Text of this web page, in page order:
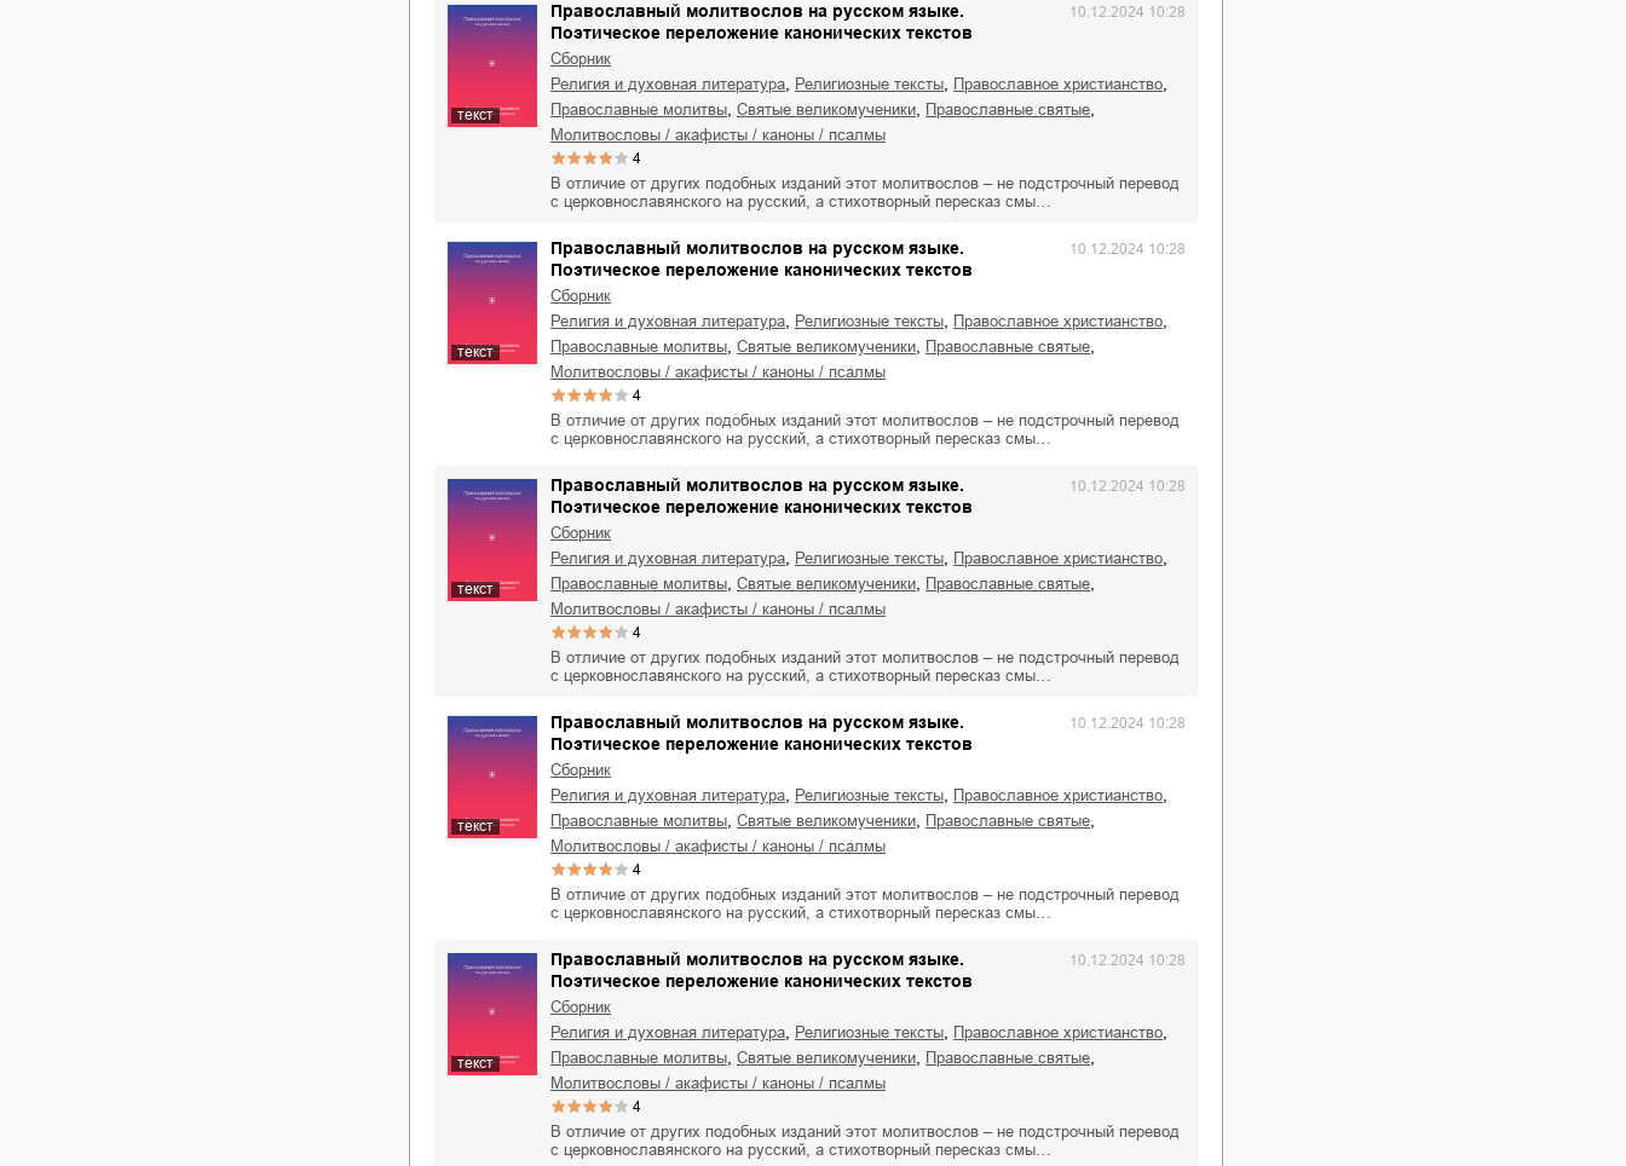
текст
Православный молитвослов на русском языке.
Поэтическое переложение канонических текстов
10.12.2024 10:28
Сборник
религия и духовная литература
религиозные тексты православное христианство
православные молитвы святые великомученики православные святые
молитвословы / акафисты / каноны / псалмы
4
В отличие от других подобных изданий этот молитвослов – не подстрочный перевод
с церковнославянского на русский, а стихотворный пересказ смы…
текст
Православный молитвослов на русском языке.
Поэтическое переложение канонических текстов
10.12.2024 10:28
Сборник
религия и духовная литература
религиозные тексты православное христианство
православные молитвы святые великомученики православные святые
молитвословы / акафисты / каноны / псалмы
4
В отличие от других подобных изданий этот молитвослов – не подстрочный перевод
с церковнославянского на русский, а стихотворный пересказ смы…
текст
Православный молитвослов на русском языке.
Поэтическое переложение канонических текстов
10.12.2024 10:28
Сборник
религия и духовная литература
религиозные тексты православное христианство
православные молитвы святые великомученики православные святые
молитвословы / акафисты / каноны / псалмы
4
В отличие от других подобных изданий этот молитвослов – не подстрочный перевод
с церковнославянского на русский, а стихотворный пересказ смы…
текст
Православный молитвослов на русском языке.
Поэтическое переложение канонических текстов
10.12.2024 10:28
Сборник
религия и духовная литература
религиозные тексты православное христианство
православные молитвы святые великомученики православные святые
молитвословы / акафисты / каноны / псалмы
4
В отличие от других подобных изданий этот молитвослов – не подстрочный перевод
с церковнославянского на русский, а стихотворный пересказ смы…
текст
Православный молитвослов на русском языке.
Поэтическое переложение канонических текстов
10.12.2024 10:28
Сборник
религия и духовная литература
религиозные тексты православное христианство
православные молитвы святые великомученики православные святые
молитвословы / акафисты / каноны / псалмы
4
В отличие от других подобных изданий этот молитвослов – не подстрочный перевод
с церковнославянского на русский, а стихотворный пересказ смы…